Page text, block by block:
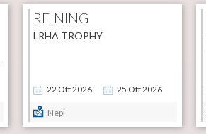
REINING
22 Ott2026 25 Ott2026
LRHA TROPHY
Nepi